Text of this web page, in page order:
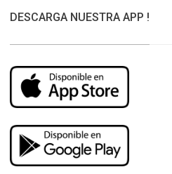
DESCARGA NUESTRA APP !